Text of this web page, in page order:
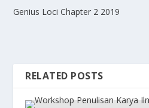
Genius Loci Chapter 2 2019
RELATED POSTS